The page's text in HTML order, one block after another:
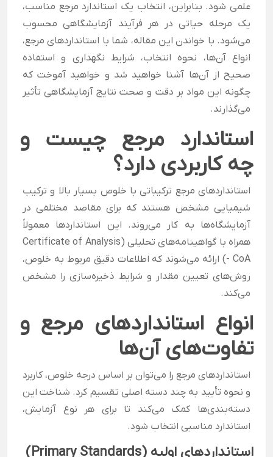
علمی شود. بنابراین، انتخاب یک استاندارد مرجع مناسب،
یک مرحله حیاتی در هر فرآیند آزمایشگاهی محسوب
می‌شود. با خواندن این مقاله، شما با استانداردهای مرجع،
انواع آن‌ها، نحوه انتخاب، شرایط نگهداری و استفاده
صحیح از آن‌ها آشنا خواهید شد و خواهید آموخت که
چگونه این مواد بر دقت و صحت نتایج آزمایشگاهی تأثیر
می‌گذارند.
استاندارد مرجع چیست و
چه کاربردی دارد؟
استانداردهای مرجع ترکیباتی با خلوص بسیار بالا و ترکیب
شیمیایی مشخص هستند که برای مقاصد مختلفی در
آزمایشگاه‌ها به کار می‌روند. این استانداردها معمولاً
همراه با گواهینامه‌های تحلیلی (Certificate of Analysis
- CoA) ارائه می‌شوند که اطلاعات دقیق مربوط به خلوص،
روش‌های تعیین مقدار و شرایط ذخیره‌سازی را مشخص
می‌کند.
انواع استانداردهای مرجع و
تفاوت‌های آن‌ها
استانداردهای مرجع را می‌توان بر اساس درجه خلوص، کاربرد
و نحوه تأیید به چند دسته اصلی تقسیم کرد. شناخت این
دسته‌بندی‌ها کمک می‌کند تا برای هر نوع آزمایش،
استاندارد مناسبی انتخاب شود.
استانداردهای اولیه (Primary Standards)